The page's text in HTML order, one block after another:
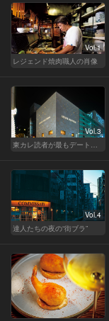
Vol.1
レジェンド焼肉職人の肖像
Vol.3
東カレ読者が最もデートで使うエリア・銀座でデートに使える名店
Vol.4
達人たちの夜の“街ブラ”